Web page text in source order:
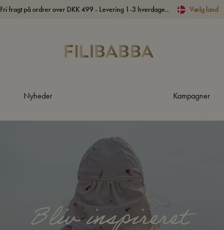
Fri fragt på ordrer over DKK 499 - Levering 1-3 hverdage.. Vælg land
Nyheder Kampagner